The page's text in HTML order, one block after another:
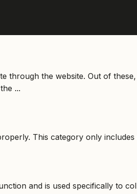
through the website. Out of
...
This category only
and is used specifically to